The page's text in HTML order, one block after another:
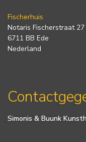
Fischerhuis
Notaris Fischerstraat 27
6711 BB Ede
Nederland
Simonis & Buunk